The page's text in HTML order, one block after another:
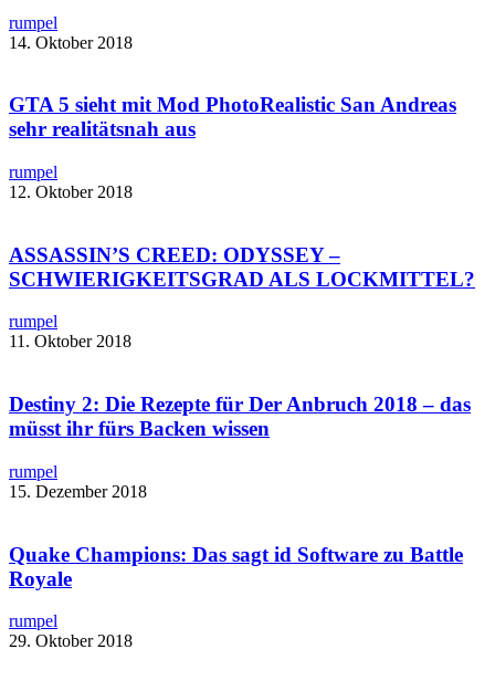
rumpel
14. Oktober 2018
GTA 5 sieht mit ​Mod PhotoRealistic San Andreas
sehr realitätsnah aus
rumpel
12. Oktober 2018
ASSASSIN’S CREED: ODYSSEY –
SCHWIERIGKEITSGRAD ALS LOCKMITTEL?
rumpel
11. Oktober 2018
Destiny 2: Die Rezepte für Der Anbruch 2018 – das
müsst ihr fürs Backen wissen
rumpel
15. Dezember 2018
Quake Champions: Das sagt id Software zu Battle
Royale​
rumpel
29. Oktober 2018